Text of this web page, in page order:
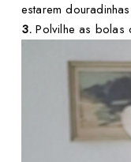
estarem
3. Polvilhe as bolas